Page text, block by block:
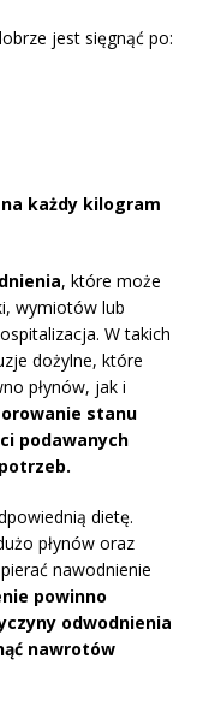
jest sięgnąć po:
na każdy kilogram
, które może
wymiotów lub
W takich
dożylne, które
płynów, jak i
stanu
podawanych
dietę.
płynów oraz
nawodnienie
powinno
odwodnienia
nawrotów